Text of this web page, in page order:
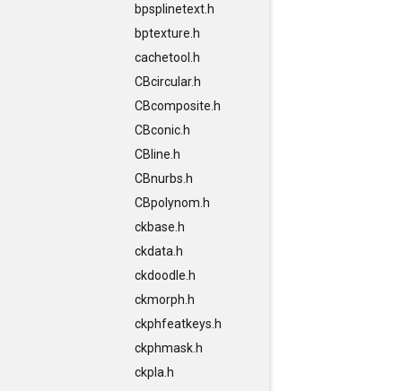
bpsplinetext.h
bptexture.h
cachetool.h
CBcircular.h
CBcomposite.h
CBconic.h
CBline.h
CBnurbs.h
CBpolynom.h
ckbase.h
ckdata.h
ckdoodle.h
ckmorph.h
ckphfeatkeys.h
ckphmask.h
ckpla.h